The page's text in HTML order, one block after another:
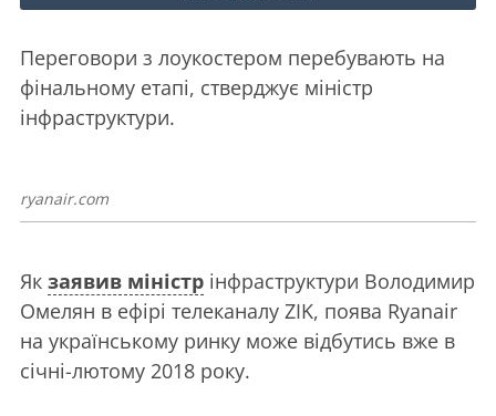
Переговори з лоукостером перебувають на
фінальному етапі, стверджує міністр
інфраструктури.
ryanair.com
Як заявив міністр інфраструктури Володимир
Омелян в ефірі телеканалу ZIK, поява Ryanair
на українському ринку може відбутись вже в
січні-лютому 2018 року.